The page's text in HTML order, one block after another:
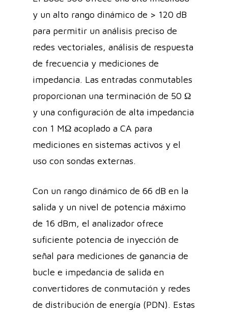
y un alto rango dinámico de > 120 dB
para permitir un análisis preciso de
redes vectoriales, análisis de respuesta
de frecuencia y mediciones de
impedancia. Las entradas conmutables
proporcionan una terminación de 50 Ω
y una configuración de alta impedancia
con 1 MΩ acoplado a CA para
mediciones en sistemas activos y el
uso con sondas externas.
Con un rango dinámico de 66 dB en la
salida y un nivel de potencia máximo
de 16 dBm, el analizador ofrece
suficiente potencia de inyección de
señal para mediciones de ganancia de
bucle e impedancia de salida en
convertidores de conmutación y redes
de distribución de energía (PDN). Estas